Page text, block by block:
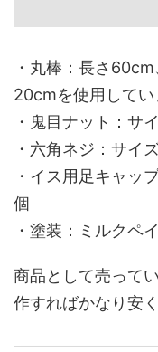
・丸棒：長さ
20cmを使用してい
・鬼目ナット：サ
・六角ネジ：サイ
・イス用足キャッ
個
・塗装：ミルクペ
商品として売って
作すればかなり安